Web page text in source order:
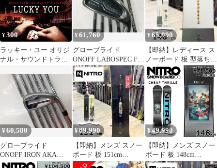
ゥ！深谷店【最短即日
発送】
¥300
ラッキー・ユー オリジ
ナル・サウンドトラッ
ヤング (CD)
¥61,760
グローブライド
ONOFF LABOSPEC FF-
247 3 HIGH
REPULSION KICK FF-
247 Rフレックス ア
イアンセット 中古
【最短即日発送】
¥65,990
【即納】レディース ス
ノーボード 板 型落ち
旧モデル 146cm NITRO
DROP ナイトロ ドロッ
プ 25-26 オールラウン
ド カービング キャンバ
¥60,580
グローブライド
ONOFF IRON AKA
2020 NSプロ Zelos 8
¥89,990
【即納】メンズ スノー
ボード 板 151cm
NITRO BEAST ナイト
¥49,990
【即納】メンズ スノー
ボード 板 148cm
NITRO CHEAP